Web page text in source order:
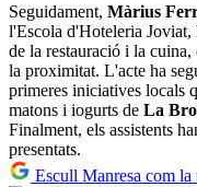
Seguidament, Màrius
l'Escola d'Hoteleria Joviat,
de la restauració i la
la proximitat. L'acte ha
primeres iniciatives locals
matons i iogurts de La
Finalment, els assistents
presentats.
Escull Manresa com